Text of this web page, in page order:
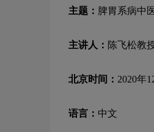
主题： 脾胃系病中
主讲人： 陈飞松教
北京时间： 2020年
语言： 中文